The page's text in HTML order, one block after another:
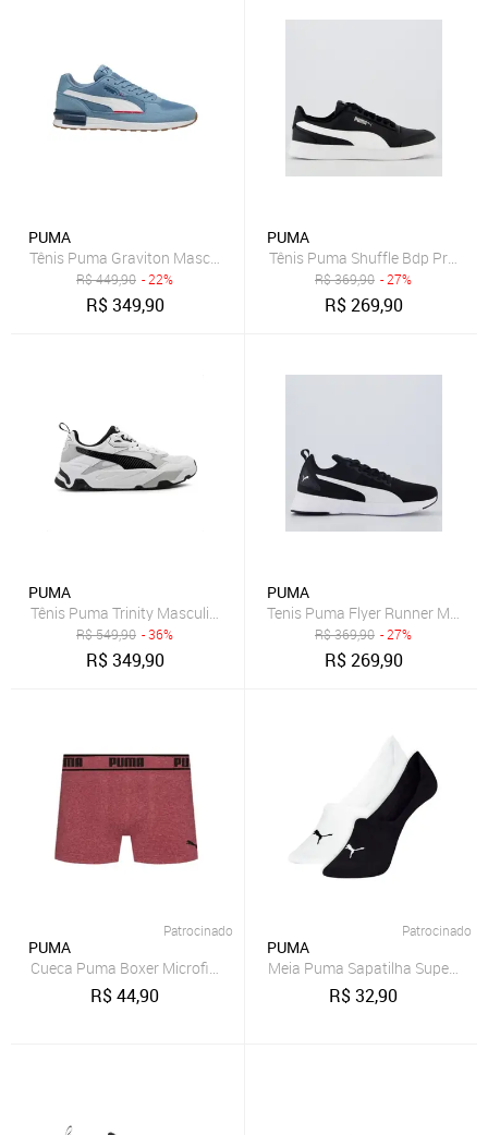
PUMA
Tênis Puma Graviton Masculino - Azul - Puma
R$449,90 - 22%
R$349,90
PUMA
Tênis Puma Shuffle Bdp Preto e
R$369,90 - 27%
R$269,90
PUMA
Tênis Puma Trinity Masculino Branco
R$549,90 - 36%
R$349,90
PUMA
Tenis Puma Flyer Runner Mesh
R$369,90 - 27%
R$269,90
Patrocinado
PUMA
Cueca Puma Boxer Microfibra Sem Costura Adulto Cós 40MM
R$44,90
Patrocinado
PUMA
Meia Puma Sapatilha Super
R$32,90